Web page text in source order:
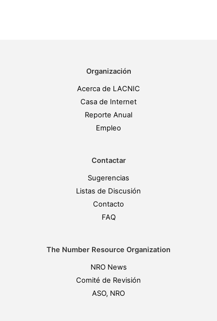
Organización
Acerca de LACNIC
Casa de Internet
Reporte Anual
Empleo
Contactar
Sugerencias
Listas de Discusión
Contacto
FAQ
The Number Resource Organization
NRO News
Comité de Revisión
ASO, NRO